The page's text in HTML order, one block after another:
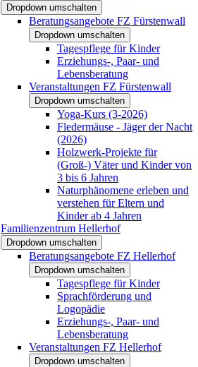
Dropdown umschalten
Beratungsangebote FZ Fürstenwall
Dropdown umschalten
Tagespflege für Kinder
Erziehungs-, Paar- und
Lebensberatung
Veranstaltungen FZ Fürstenwall
Dropdown umschalten
Yoga-Kurs (3-2026)
Fledermäuse - Jäger der Nacht
(2026)
Holzwerk-Projekte für
(Groß-) Väter und Kinder von
3 bis 6 Jahren
Naturphänomene erleben und
verstehen für Eltern und
Kinder ab 4 Jahren
Familienzentrum Hellerhof
Dropdown umschalten
Beratungsangebote FZ Hellerhof
Dropdown umschalten
Tagespflege für Kinder
Sprachförderung und
Logopädie
Erziehungs-, Paar- und
Lebensberatung
Veranstaltungen FZ Hellerhof
Dropdown umschalten